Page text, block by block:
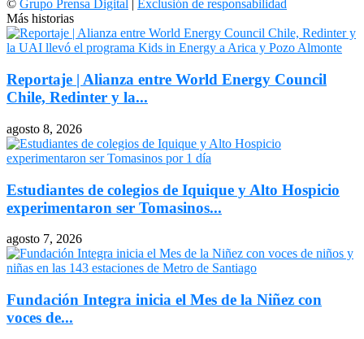
© Grupo Prensa Digital
Exclusión de responsabilidad
Más historias
Reportaje | Alianza entre World Energy Council
Chile, Redinter y la...
agosto 8, 2026
Estudiantes de colegios de Iquique y Alto Hospicio
experimentaron ser Tomasinos...
agosto 7, 2026
Fundación Integra inicia el Mes de la Niñez con
voces de...